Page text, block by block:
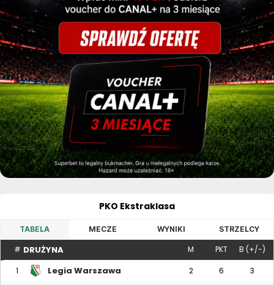
PKO Ekstraklasa
TABELA MECZE WYNIKI STRZELCY
# DRUŻYNA M PKT B (+/-)
1 Legia Warszawa 2 6 3